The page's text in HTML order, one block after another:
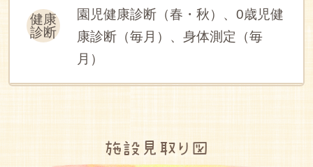
健康
診断
園児健康診断（春・秋）、0歳児健
康診断（毎月）、身体測定（毎
月）
施設見取り図